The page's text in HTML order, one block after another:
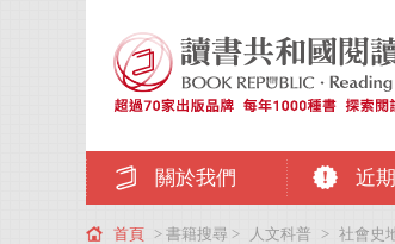
關於我們 近
首頁 > 書籍搜尋 > 人文科普 > 社會史